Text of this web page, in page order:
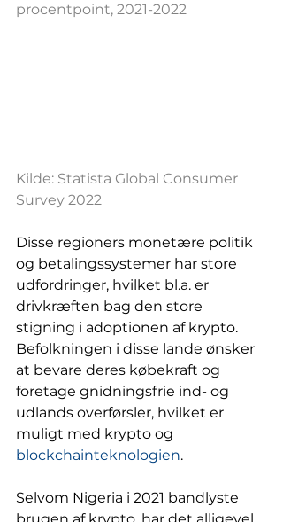
procentpoint, 2021-2022
Kilde: Statista Global Consumer
Survey 2022
Disse regioners monetære politik
og betalingssystemer har store
udfordringer, hvilket bl.a. er
drivkræften bag den store
stigning i adoptionen af krypto.
Befolkningen i disse lande ønsker
at bevare deres købekraft og
foretage gnidningsfrie ind- og
udlands overførsler, hvilket er
muligt med krypto og
blockchainteknologien.
Selvom Nigeria i 2021 bandlyste